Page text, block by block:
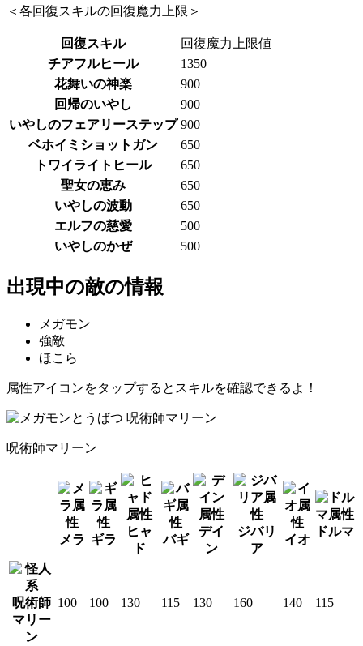
＜各回復スキルの回復魔力上限＞
回復スキル
回復魔力上限値
チアフルヒール
1350
花舞いの神楽
900
回帰のいやし
900
いやしのフェアリーステップ 900
ベホイミショットガン
650
トワイライトヒール
650
聖女の恵み
650
いやしの波動
650
エルフの慈愛
500
いやしのかぜ
500
出現中の敵の情報
メガモン
強敵
ほこら
属性アイコンをタップするとスキルを確認できるよ！
呪術師マリーン
メラ ギラ
ヒャ
ド
バギ
デイ
ン
ジバリ
ア
イオ
ドルマ
呪術師
マリー
ン
100 100 130 115 130 160 140 115